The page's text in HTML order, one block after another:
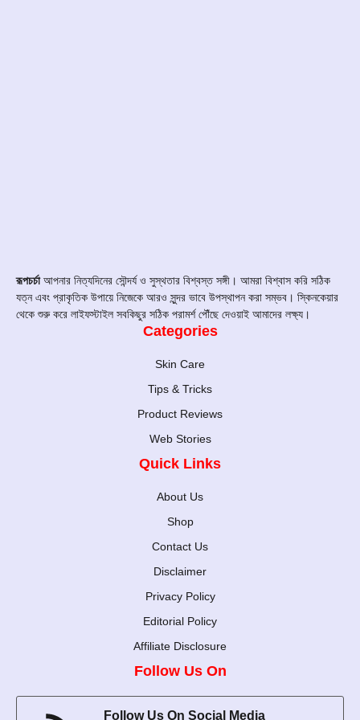
রূপচর্চাআপনার নিত্যদিনের সৌন্দর্য ও সুস্থতার বিশ্বস্ত সঙ্গী। আমরা বিশ্বাস করি সঠিক
যত্ন এবং প্রাকৃতিক উপায়ে নিজেকে আরও সুন্দর ভাবে উপস্থাপন করা সম্ভব। স্কিনকেয়ার
থেকে শুরু করে লাইফস্টাইল সবকিছুর সঠিক পরামর্শ পৌঁছে দেওয়াই আমাদের লক্ষ্য।
Categories
Skin Care
Tips & Tricks
Product Reviews
Web Stories
Quick Links
About Us
Shop
Contact Us
Disclaimer
Privacy Policy
Editorial Policy
Affiliate Disclosure
Follow Us On
Follow Us On Social Media